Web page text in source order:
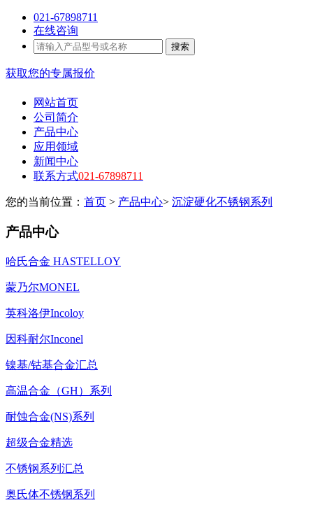
021-67898711
在线咨询
搜索
获取您的专属报价
网站首页
公司简介
产品中心
应用领域
新闻中心
联系方式021-67898711
您的当前位置： 首页 > 产品中心> 沉淀硬化不锈钢系列
产品中心
哈氏合金 HASTELLOY
蒙乃尔MONEL
英科洛伊Incoloy
因科耐尔Inconel
镍基/钴基合金汇总
高温合金（GH）系列
耐蚀合金(NS)系列
超级合金精选
不锈钢系列汇总
奥氏体不锈钢系列